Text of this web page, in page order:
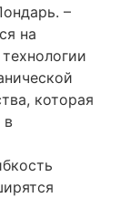
–
на
которая
в